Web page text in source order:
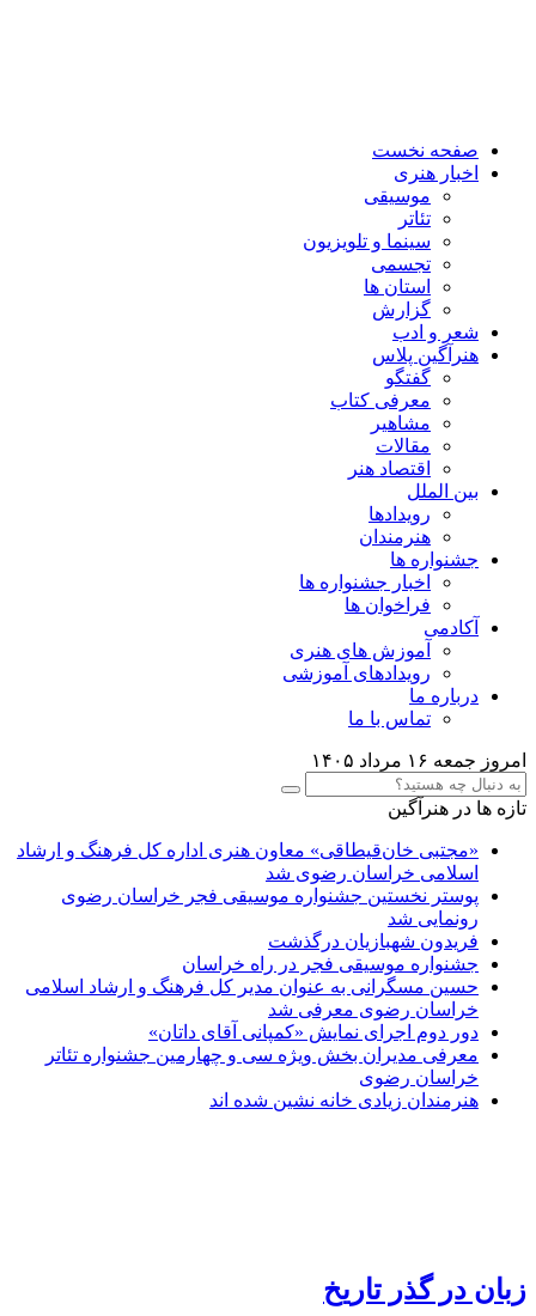
صفحه نخست
اخبار هنری
موسیقی
تئاتر
سینما و تلویزیون
تجسمی
استان ها
گزارش
شعر و ادب
هنرآگین پلاس
گفتگو
معرفی کتاب
مشاهیر
مقالات
اقتصاد هنر
بین الملل
رویدادها
هنرمندان
جشنواره ها
اخبار جشنواره ها
فراخوان ها
آکادمی
آموزش های هنری
رویدادهای آموزشی
درباره ما
تماس با ما
امروز جمعه ۱۶ مرداد ۱۴۰۵
تازه ها در هنرآگین
«مجتبی خان‌قیطاقی» معاون هنری اداره کل فرهنگ و ارشاد
اسلامی خراسان رضوی شد
پوستر نخستین جشنواره موسیقی فجر خراسان رضوی
رونمایی شد
فریدون شهبازیان درگذشت
جشنواره موسیقی فجر در راه خراسان
حسین مسگرانی به عنوان مدیر کل فرهنگ و ارشاد اسلامی
خراسان رضوی معرفی شد
دور دوم اجرای نمایش «کمپانی آقای داتان»
معرفی مدیران بخش ویژه سی و چهارمین جشنواره تئاتر
خراسان رضوی
هنرمندان زیادی خانه نشین شده اند
زبان در گذر تاریخ